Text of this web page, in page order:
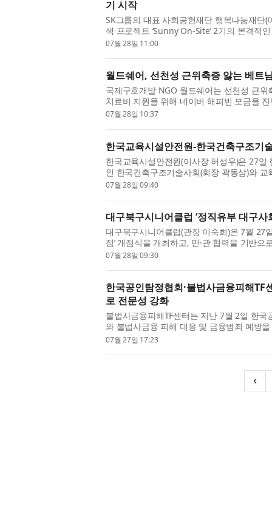
기 시작
SK그룹의 대표 사회공헌재단 행복나눔재단
색 프로젝트 ‘Sunny On-Site’ 2기의 본격적
대학생들이 지역에 일정 기간 거주하며 ...
07월 28일 11:00
월드쉐어, 선천성 근위축증 앓는 베트
국제구호개발 NGO 월드쉐어는 선천성 근
치료비 지원을 위해 네이버 해피빈 모금을
차 약해지는 희귀질환으로, 시간이 ...
07월 28일 10:37
한국교육시설안전원-한국건축구조기
한국교육시설안전원(이사장 허성우)은 27
인 한국건축구조기술사회(회장 곽동삼)와
을 조성하기 위한 업무협약(MOU)을 체결했...
07월 28일 09:40
대구북구시니어클럽 ‘정직유부 대구사
대구북구시니어클럽(관장 이숙희)은 7월 27
점’ 개점식을 개최하고, 민·관 협력을 기반
발을 알렸다. 정직유부 대구사회공헌...
07월 28일 09:30
한국공인탐정협회·불법사금융피해
로 전문성 강화
불법사금융피해TF센터는 지난 7월 2일 한
와 불법사금융 피해 대응 및 금융범죄 예방
번 MOU는 갈수록 다양하고 지능적으로 변
07월 27일 17:23
‹